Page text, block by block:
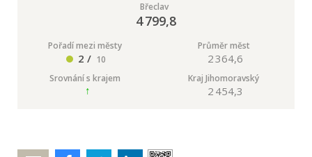
Břeclav
4 799,8
Pořadí mezi městy
2 / 10
Průměr měst
2 364,6
Srovnání s krajem Kraj Jihomoravský
2 454,3